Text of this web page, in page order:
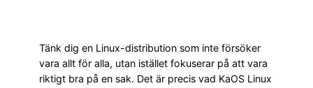
Tänk dig en Linux-distribution som inte försöker
vara allt för alla, utan istället fokuserar på att vara
riktigt bra på en sak. Det är precis vad KaOS Linux